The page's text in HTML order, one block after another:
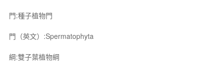
門:種子植物門
門（英文）:Spermatophyta
綱:雙子葉植物綱